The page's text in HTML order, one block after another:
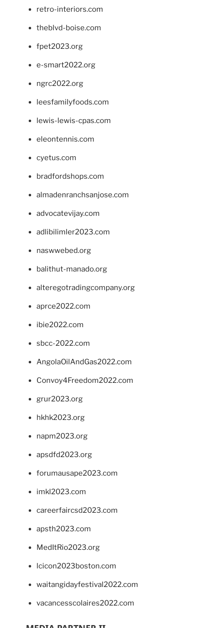
retro-interiors.com
theblvd-boise.com
fpet2023.org
e-smart2022.org
ngrc2022.org
leesfamilyfoods.com
lewis-lewis-cpas.com
eleontennis.com
cyetus.com
bradfordshops.com
almadenranchsanjose.com
advocatevijay.com
adlibilimler2023.com
naswwebed.org
balithut-manado.org
alteregotradingcompany.org
aprce2022.com
ibie2022.com
sbcc-2022.com
AngolaOilAndGas2022.com
Convoy4Freedom2022.com
grur2023.org
hkhk2023.org
napm2023.org
apsdfd2023.org
forumausape2023.com
imkl2023.com
careerfaircsd2023.com
apsth2023.com
MedItRio2023.org
lcicon2023boston.com
waitangidayfestival2022.com
vacancesscolaires2022.com